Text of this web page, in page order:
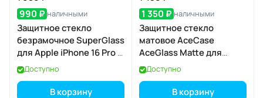
990 ₽ наличными
Защитное стекло
безрамочное SuperGlass
для Apple iPhone 16 Pro /
17 / 17 Pro
Доступно
В корзину
1 350 ₽ наличными
Защитное стекло
матовое AceCase
AceGlass Matte для
Apple iPhone 17 Pro
Доступно
В корзину